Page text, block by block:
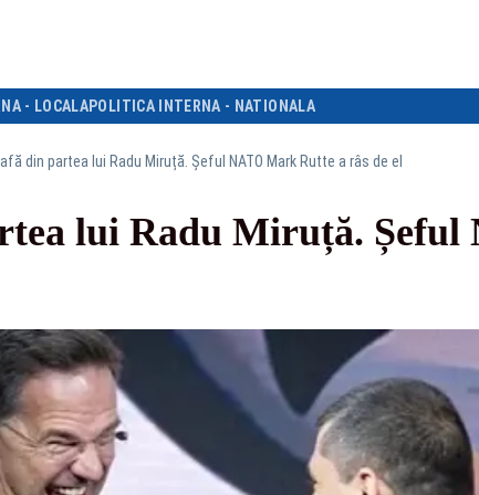
- LOCALAPOLITICA INTERNA - NATIONALA
din partea lui Radu Miruță. Șeful NATO Mark Rutte a râs de el
lui Radu Miruță.